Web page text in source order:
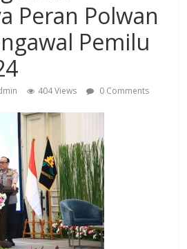
Peran Polwan
Pemilu
404 Views 0 Comments